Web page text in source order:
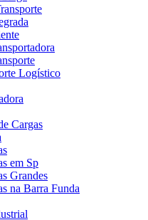
Logístico
Cargas
em Sp
Grandes
na Barra Funda